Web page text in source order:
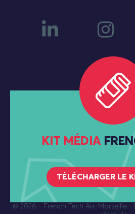
KIT MÉDIA
TÉLÉCHARGER LE
© 2026 - French Tech Aix-Marseille -